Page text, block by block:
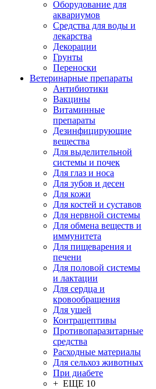
Оборудование для
аквариумов
Средства для воды и
лекарства
Декорации
Грунты
Переноски
Ветеринарные препараты
Антибиотики
Вакцины
Витаминные
препараты
Дезинфицирующие
вещества
Для выделительной
системы и почек
Для глаз и носа
Для зубов и десен
Для кожи
Для костей и суставов
Для нервной системы
Для обмена веществ и
иммунитета
Для пищеварения и
печени
Для половой системы
и лактации
Для сердца и
кровообращения
Для ушей
Контрацептивы
Противопаразитарные
средства
Расходные материалы
Для сельхоз животных
При диабете
+ ЕЩЕ 10